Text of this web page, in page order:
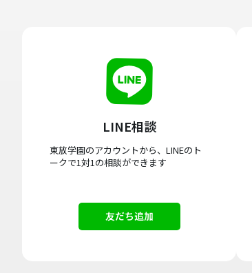
LINE相談
東放学園のアカウントから、LINEのト
ークで1対1の相談ができます
友だち追加